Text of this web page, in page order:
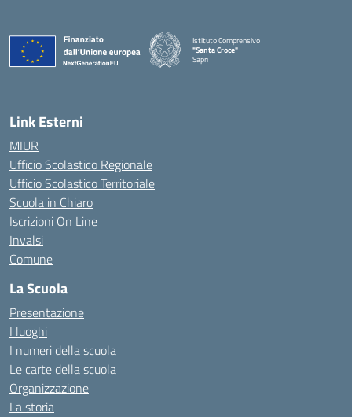
Istituto Comprensivo
"Santa Croce"
Sapri
— Visita la pagina iniziale della scuola
Link Esterni
MIUR
Ufficio Scolastico Regionale
Ufficio Scolastico Territoriale
Scuola in Chiaro
Iscrizioni On Line
Invalsi
Comune
La Scuola
Presentazione
I luoghi
I numeri della scuola
Le carte della scuola
Organizzazione
La storia